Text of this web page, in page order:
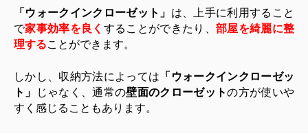
「ウォークインクローゼット」 は、上手に利用すること
で家事効率を良く することができたり、部屋を綺麗に整
理することができます。
しかし、収納方法によっては 「ウォークインクローゼッ
ト」
じゃなく、通常の壁面のクローゼットの方が使いや
すく感じることもあります。